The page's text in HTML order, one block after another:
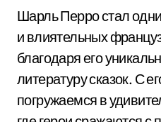
Шарль Перро стал
и влиятельных
благодаря его
литературу сказок. С
погружаемся в